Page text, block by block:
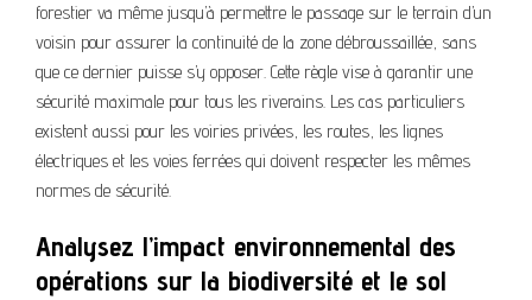
forestier va même jusqu’à permettre le passage sur le terrain d’un
voisin pour assurer la continuité de la zone débroussaillée, sans
que ce dernier puisse s’y opposer. Cette règle vise à garantir une
sécurité maximale pour tous les riverains. Les cas particuliers
existent aussi pour les voiries privées, les routes, les lignes
électriques et les voies ferrées qui doivent respecter les mêmes
normes de sécurité.
Analysez l’impact environnemental des
opérations sur la biodiversité et le sol